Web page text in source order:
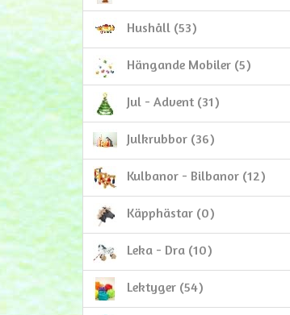
Hushåll (53)
Hängande Mobiler (5)
Jul - Advent (31)
Julkrubbor (36)
Kulbanor - Bilbanor (12)
Käpphästar (0)
Leka - Dra (10)
Lektyger (54)